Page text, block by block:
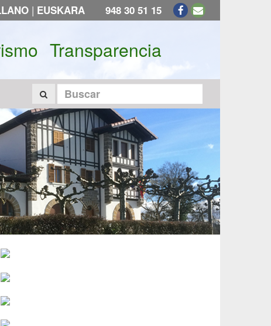
| EUSKARA 948 30 51 15
Transparencia